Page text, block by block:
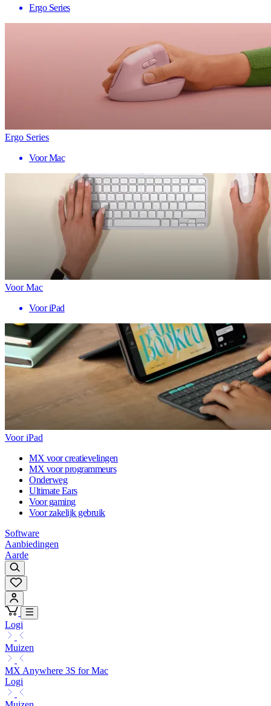
Ergo Series
Ergo Series
Voor Mac
Voor Mac
Voor iPad
Voor iPad
MX voor creatievelingen
MX voor programmeurs
Onderweg
Ultimate Ears
Voor gaming
Voor zakelijk gebruik
Software
Aanbiedingen
Aarde
Logi
Muizen
MX Anywhere 3S for Mac
Logi